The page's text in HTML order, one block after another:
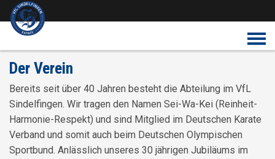
Überspringe den Content
Der Verein
Bereits seit über 40 Jahren besteht die Abteilung im VfL
Sindelfingen. Wir tragen den Namen Sei-Wa-Kei (Reinheit-
Harmonie-Respekt) und sind Mitglied im Deutschen Karate
Verband und somit auch beim Deutschen Olympischen
Sportbund. Anlässlich unseres 30 jährigen Jubiläums im